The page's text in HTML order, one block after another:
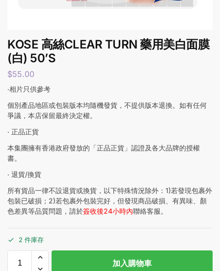
KOSE 高絲CLEAR TURN 藥用美白面膜
(白) 50’S
$55.00
‧相片只供參考
個別產品地區或包裝版本均隨機發貨，不提供版本退換。如有任何
爭議，本店保留最終決定權。
‧ 正品正貨
本集團擁有香港政府發放的「正品正貨」認證及各大品牌的授權
書。
‧ 退貨/換貨
所有貨品一律不設退貨或換貨，以下特殊情況除外：1)若發現包裹外
包裝已破損；2)若包裹外包裝完好，但發現商品破損、有異味、顏
色差異等品質問題，請於簽收後24小時內聯絡客服。
2 件庫存
加入購物車